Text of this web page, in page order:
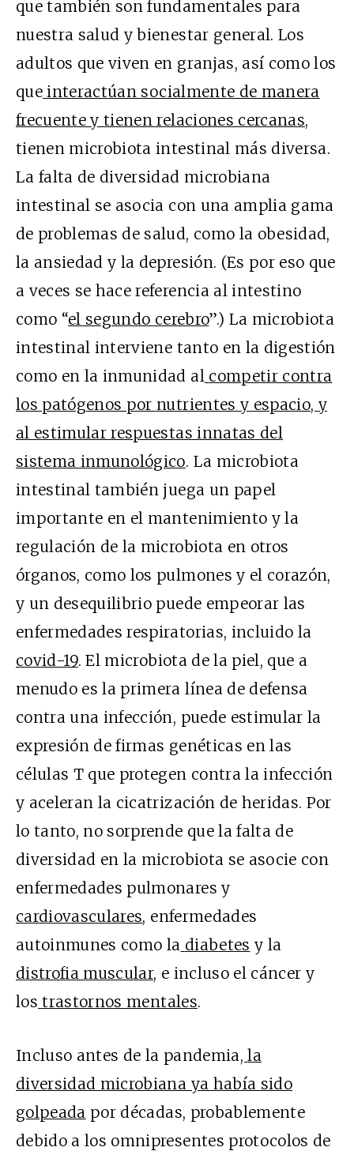
que también son fundamentales para
nuestra salud y bienestar general. Los
adultos que viven en granjas, así como los
que interactúan socialmente de manera
frecuente y tienen relaciones cercanas,
tienen microbiota intestinal más diversa.
La falta de diversidad microbiana
intestinal se asocia con una amplia gama
de problemas de salud, como la obesidad,
la ansiedad y la depresión. (Es por eso que
a veces se hace referencia al intestino
como “el segundo cerebro”.) La microbiota
intestinal interviene tanto en la digestión
como en la inmunidad al competir contra
los patógenos por nutrientes y espacio, y
al estimular respuestas innatas del
sistema inmunológico. La microbiota
intestinal también juega un papel
importante en el mantenimiento y la
regulación de la microbiota en otros
órganos, como los pulmones y el corazón,
y un desequilibrio puede empeorar las
enfermedades respiratorias, incluido la
covid-19. El microbiota de la piel, que a
menudo es la primera línea de defensa
contra una infección, puede estimular la
expresión de firmas genéticas en las
células T que protegen contra la infección
y aceleran la cicatrización de heridas. Por
lo tanto, no sorprende que la falta de
diversidad en la microbiota se asocie con
enfermedades pulmonares y
cardiovasculares, enfermedades
autoinmunes como la diabetes y la
distrofia muscular, e incluso el cáncer y
los trastornos mentales.
Incluso antes de la pandemia,la
diversidad microbiana ya había sido
golpeada por décadas, probablemente
debido a los omnipresentes protocolos de